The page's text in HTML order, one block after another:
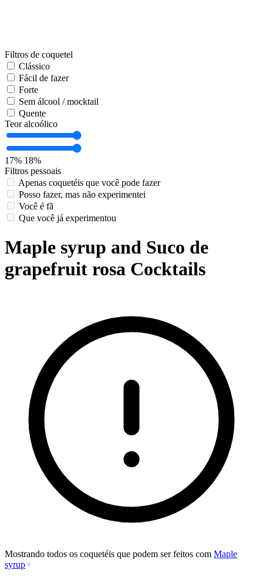
Filtros de coquetel
Clássico
Fácil de fazer
Forte
Sem álcool / mocktail
Quente
Teor alcoólico
17% 18%
Filtros pessoais
Apenas coquetéis que você pode fazer
Posso fazer, mas não experimentei
Você é fã
Que você já experimentou
Maple syrup and Suco de
grapefruit rosa Cocktails
Mostrando todos os coquetéis que podem ser feitos com Maple
syrup